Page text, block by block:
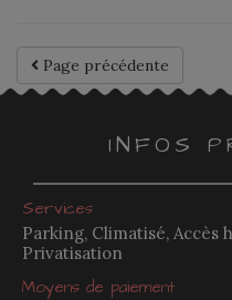
Page précédente
INFOS
Services
Parking, Climatisé, Accès
Privatisation
Moyens de paiement